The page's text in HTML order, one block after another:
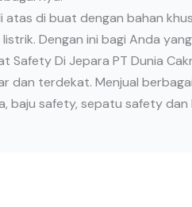
atas di buat dengan bahan
Dengan ini bagi Anda
Safety Di Jepara PT Dunia
dan terdekat. Menjual
baju safety, sepatu safety dan